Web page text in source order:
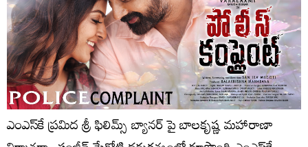
ఎంఎస్‌కే ప్రమిద శ్రీ ఫిలిమ్స్ బ్యానర్ పై బాలకృష్ణ మహారాణా